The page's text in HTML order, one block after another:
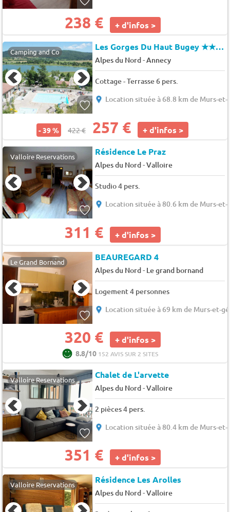
238 € + d'infos >
Camping and Co Les Gorges Du Haut Bugey★★★★
Alpes du Nord-Annecy
Cottage - Terrasse 6 pers.
Location située à 68.8 km de Murs-
- 39 % 422 € 257 € + d'infos >
Valloire Reservations Résidence Le Praz
Alpes du Nord-Valloire
Studio 4 pers.
Location située à 80.6 km de Murs-
311 € + d'infos >
Le Grand Bornand BEAUREGARD 4
Alpes du Nord- Le grand bornand
Logement 4 personnes
Location située à 69 km de Murs-et-
320 € + d'infos >
8.8/10 152 AVIS SUR 2 SITES
Valloire Reservations Chalet de L'arvette
Alpes du Nord-Valloire
2 pièces 4 pers.
Location située à 80.4 km de Murs-
351 € + d'infos >
Valloire Reservations Résidence Les Arolles
Alpes du Nord-Valloire